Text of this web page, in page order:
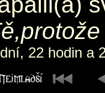
22 hodin a